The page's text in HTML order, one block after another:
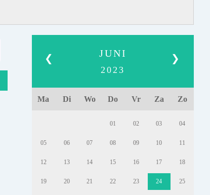
❮ ❯
JUNI
2023
Ma Di Wo Do Vr Za Zo
01 02 03 04
05 06 07 08 09 10 11
12 13 14 15 16 17 18
19 20 21 22 23 24 25